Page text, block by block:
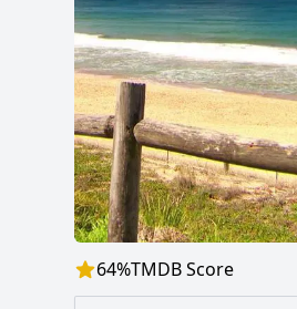
64%TMDB Score